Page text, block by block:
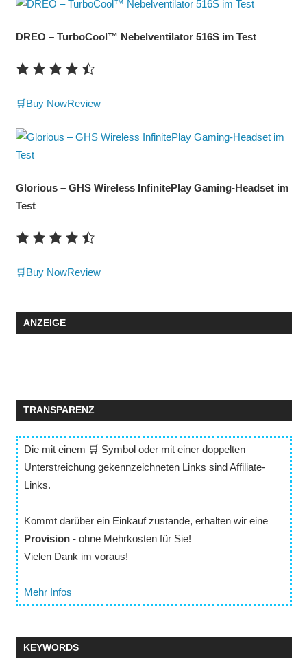
DREO – TurboCool™ Nebelventilator 516S im Test
🛒Buy NowReview
Glorious – GHS Wireless InfinitePlay Gaming-Headset im
Test
🛒Buy NowReview
ANZEIGE
TRANSPARENZ
Die mit einem 🛒 Symbol oder mit einer doppelten
Unterstreichunggekennzeichneten Links sind Affiliate-
Links.
Kommt darüber ein Einkauf zustande, erhalten wir eine
Provision- ohne Mehrkosten für Sie!
Vielen Dank im voraus!
Mehr Infos
KEYWORDS